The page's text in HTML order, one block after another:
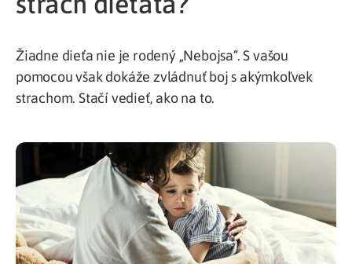
Žiadne dieťa nie je rodený „Nebojsa“. S vašou
pomocou však dokáže zvládnuť boj s akýmkoľvek
strachom. Stačí vedieť, ako na to.